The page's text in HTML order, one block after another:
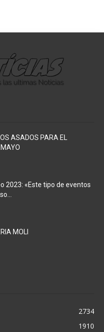
ASADOS PARA EL
2023: «Este tipo de eventos
MOLI
2734
1910